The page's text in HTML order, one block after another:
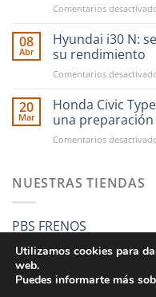
Comentarios
08
Abr
Hyundai i30 N:
su rendimiento
Comentarios
20
Mar
Honda Civic
una
Comentarios
NUESTRAS TIENDAS
PBS FRENOS
Utilizamos cookies para
web.
Puedes informarte más